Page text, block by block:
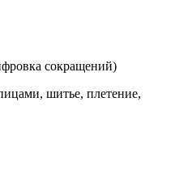
сокращений)
шитье, плетение,